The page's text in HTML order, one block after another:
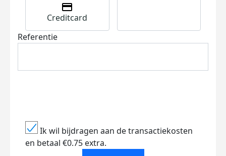
Creditcard
Referentie
Ik wil bijdragen aan de transactiekosten
en betaal €0.75 extra.